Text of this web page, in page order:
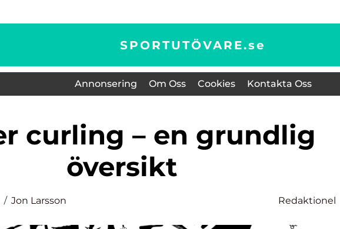
SPORTUTÖVARE.se
Annonsering Om Oss Cookies Kontakta Oss
översikt
Jon Larsson Redaktionel